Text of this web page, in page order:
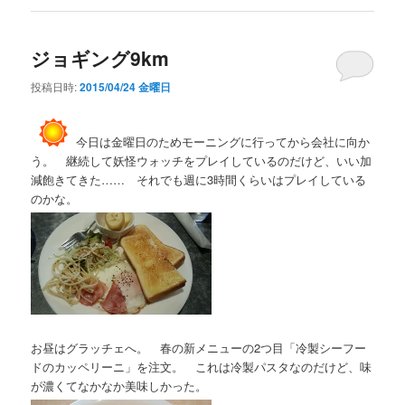
ジョギング9km
投稿日時:2015/04/24 金曜日
今日は金曜日のためモーニングに行ってから会社に向か
う。 継続して妖怪ウォッチをプレイしているのだけど、いい加
減飽きてきた…… それでも週に3時間くらいはプレイしている
のかな。
お昼はグラッチェへ。 春の新メニューの2つ目「冷製シーフー
ドのカッペリーニ」を注文。 これは冷製パスタなのだけど、味
が濃くてなかなか美味しかった。